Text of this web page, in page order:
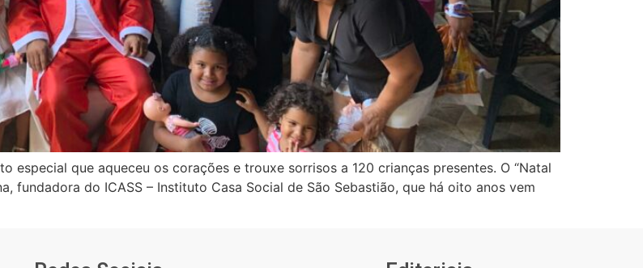
especial que aqueceu os corações e trouxe sorrisos a 120 crianças presentes. O “Natal
fundadora do ICASS – Instituto Casa Social de São Sebastião, que há oito anos vem